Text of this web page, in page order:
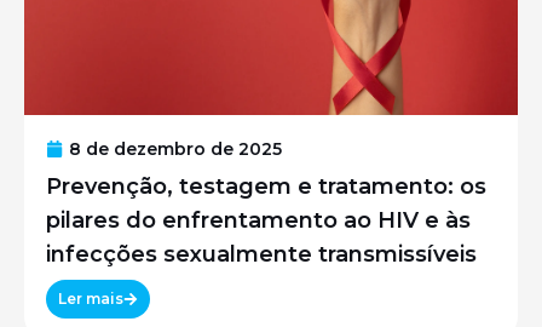
8 de dezembro de 2025
Prevenção, testagem e tratamento: os
pilares do enfrentamento ao HIV e às
infecções sexualmente transmissíveis
Ler mais